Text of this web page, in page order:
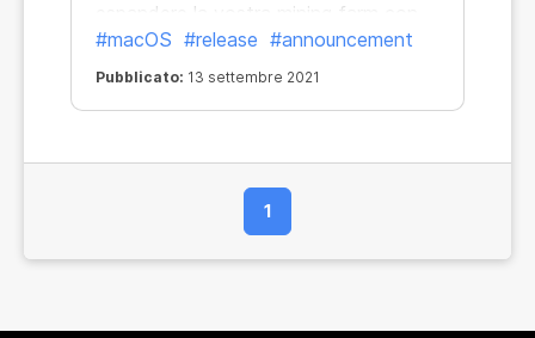
espandere la vostra mining farm con
qualsiasi computer basato su macOS.
#macOS #release #announcement
Pubblicato: 13 settembre 2021
1